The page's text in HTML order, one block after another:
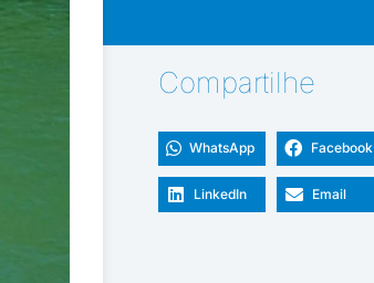
Compartilhe
WhatsApp Facebook
LinkedIn Email